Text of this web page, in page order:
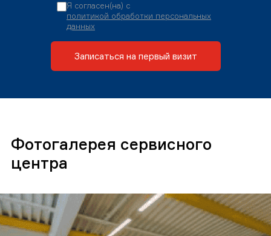
Я согласен(на) с
политикой обработки персональных
данных
Записаться на первый визит
Фотогалерея сервисного
центра